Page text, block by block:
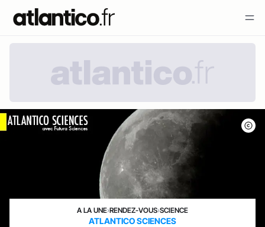
A LA UNE›RENDEZ-VOUS›SCIENCE
ATLANTICO SCIENCES